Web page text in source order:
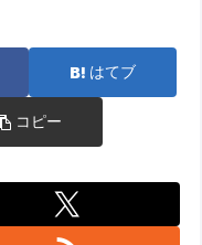
はてブ
コピー